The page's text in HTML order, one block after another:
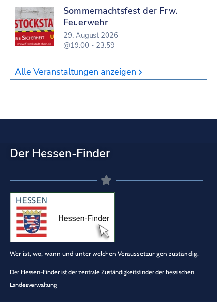
Sommernachtsfest der Frw.
Feuerwehr
29. August 2026
@19:00 - 23:59
Alle Veranstaltungen anzeigen
Der Hessen-Finder
Wer ist, wo, wann und unter welchen Voraussetzungen zuständig.
Der Hessen-Finder ist der zentrale Zuständigkeitsfinder der hessischen
Landesverwaltung